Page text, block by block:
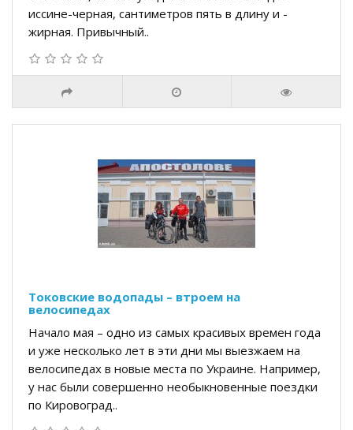
иссине-черная, сантиметров пять в длину и -
жирная. Привычный..
Токовские водопады – втроем на
велосипедах
Начало мая – одно из самых красивых времен года
и уже несколько лет в эти дни мы выезжаем на
велосипедах в новые места по Украине. Например,
у нас были совершенно необыкновенные поездки
по Кировоград..